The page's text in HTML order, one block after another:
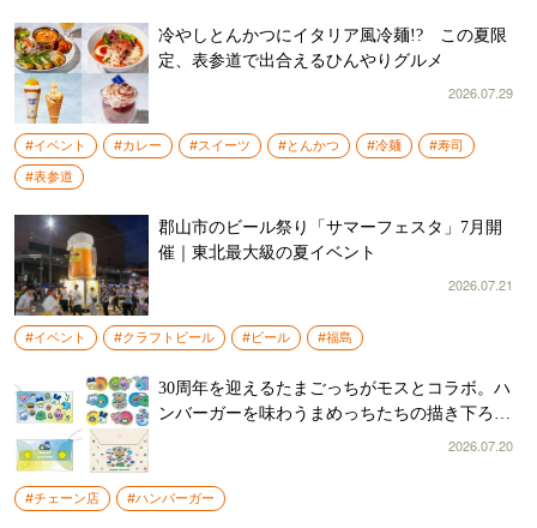
冷やしとんかつにイタリア風冷麺!? この夏限
定、表参道で出合えるひんやりグルメ
2026.07.29
#イベント #カレー #スイーツ #とんかつ #冷麺
#寿司
#表参道
郡山市のビール祭り「サマーフェスタ」7月開
催｜東北最大級の夏イベント
2026.07.21
#イベント #クラフトビール #ビール #福島
30周年を迎えるたまごっちがモスとコラボ。ハ
ンバーガーを味わうまめっちたちの描き下ろし
2026.07.20
#チェーン店 #ハンバーガー